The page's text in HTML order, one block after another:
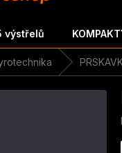
výstřelů